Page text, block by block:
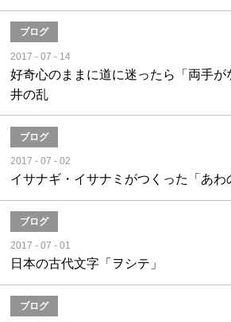
ブログ
2017 - 07 - 14
好奇心のままに道に迷ったら「両手が
井の乱
ブログ
2017 - 07 - 02
イサナギ・イサナミがつくった「あわ
ブログ
2017 - 07 - 01
日本の古代文字「ヲシテ」
ブログ